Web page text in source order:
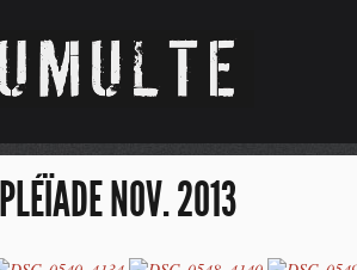
NOV. 2013